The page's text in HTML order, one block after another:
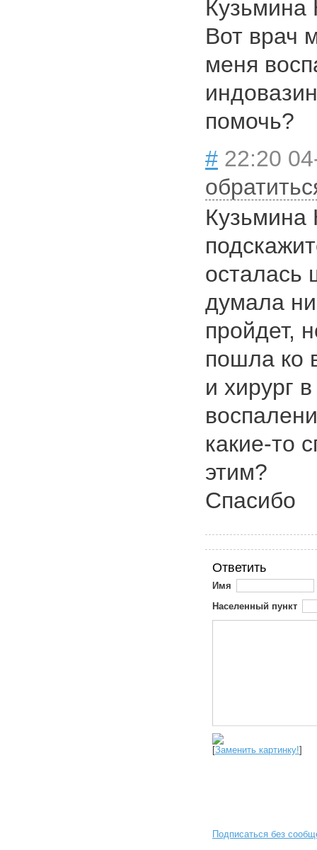
Вот врач
меня
помочь?
# 22:20
осталась
думала
пройдет,
пошла ко
и хирург
какие-то
этим?
Спасибо
Ответить
Имя
Населенный пункт
[Заменить картинку!]
Подписаться без